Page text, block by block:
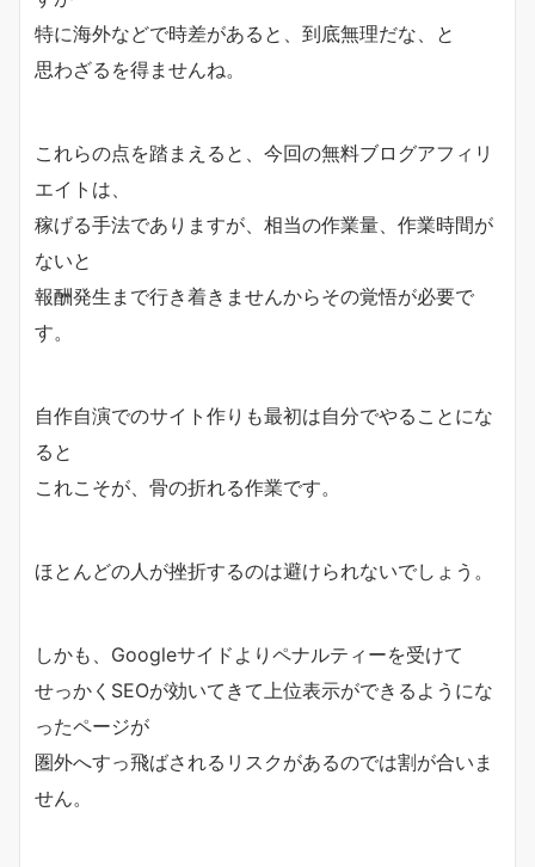
特に海外などで時差があると、到底無理だな、と
思わざるを得ませんね。
これらの点を踏まえると、今回の無料ブログアフィリ
エイトは、
稼げる手法でありますが、相当の作業量、作業時間が
ないと
報酬発生まで行き着きませんからその覚悟が必要で
す。
自作自演でのサイト作りも最初は自分でやることにな
ると
これこそが、骨の折れる作業です。
ほとんどの人が挫折するのは避けられないでしょう。
しかも、Googleサイドよりペナルティーを受けて
せっかくSEOが効いてきて上位表示ができるようにな
ったページが
圏外へすっ飛ばされるリスクがあるのでは割が合いま
せん。